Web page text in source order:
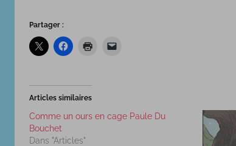
Partager :
Articles similaires
Comme un ours en cage Paule Du
Bouchet
Dans "Articles"